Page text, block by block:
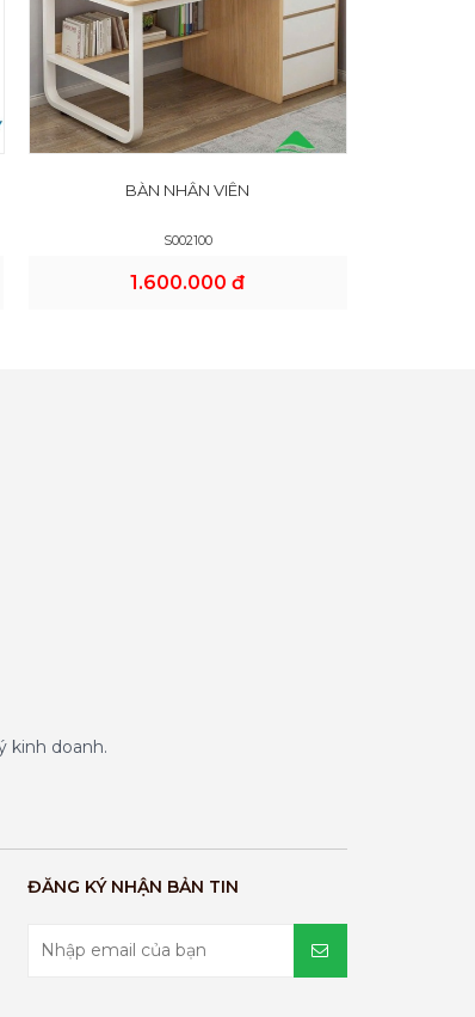
BÀN NHÂN VIÊN
S002100
1.600.000 đ
kinh doanh.
ĐĂNG KÝ NHẬN BẢN TIN